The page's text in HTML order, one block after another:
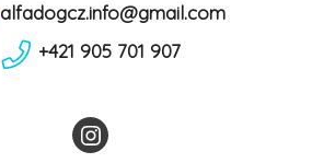
alfadogcz.info@gmail.com
+421 905 701 907